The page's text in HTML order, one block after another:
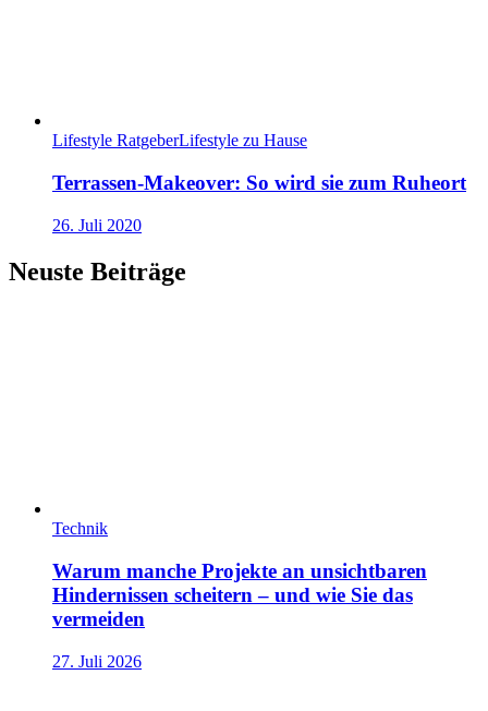
Lifestyle RatgeberLifestyle zu Hause
Terrassen-Makeover: So wird sie zum Ruheort
26. Juli 2020
Neuste Beiträge
Technik
Warum manche Projekte an unsichtbaren
Hindernissen scheitern – und wie Sie das
vermeiden
27. Juli 2026